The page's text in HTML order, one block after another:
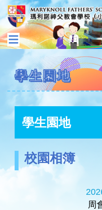
學生園地
學生園地
校園相簿
周